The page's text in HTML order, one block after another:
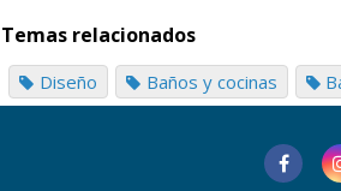
Temas relacionados
Diseño Baños y cocinas